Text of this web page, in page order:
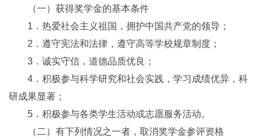
（一）获得奖学金的基本条件
1．热爱社会主义祖国，拥护中国共产党的领导；
2．遵守宪法和法律，遵守高等学校规章制度；
3．诚实守信，道德品质优良；
4．积极参与科学研究和社会实践，学习成绩优异，科
研成果显著；
5．积极参与各类学生活动或志愿服务活动。
（二）有下列情况之一者，取消奖学金参评资格